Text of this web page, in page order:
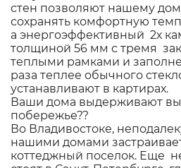
стен позволяют нашему
сохранять комфортную
а энергоэффективный 2х
толщиной 56 мм с тремя
теплыми рамками и
раза теплее обычного
устанавливают в картирах.
Ваши дома выдерживают
побережье??
Во Владивостоке,
нашими домами
коттеджный поселок. Еще